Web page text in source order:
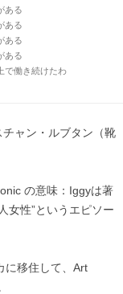
ある
ある
ある
ある
で働き続けたわ
ャン・ルブタン（靴
の意味：Iggyは著
女性”というエピソー
に移住して、Art